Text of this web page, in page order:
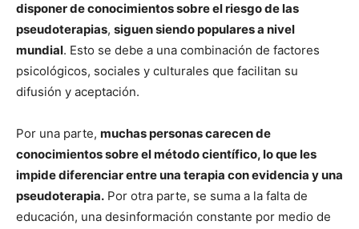
disponer de conocimientos sobre el riesgo de las
pseudoterapias, siguen siendo populares a nivel
mundial. Esto se debe a una combinación de factores
psicológicos, sociales y culturales que facilitan su
difusión y aceptación.
Por una parte, muchas personas carecen de
conocimientos sobre el método científico, lo que les
impide diferenciar entre una terapia con evidencia y una
pseudoterapia. Por otra parte, se suma a la falta de
educación, una desinformación constante por medio de